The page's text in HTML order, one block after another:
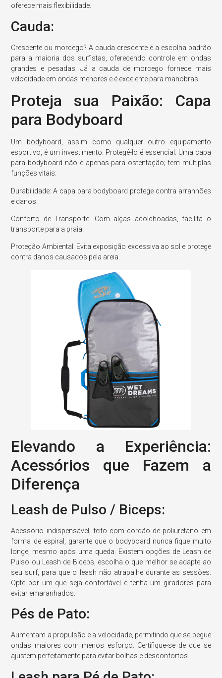
oferece mais flexibilidade.
Cauda:
Crescente ou morcego? A cauda crescente é a escolha padrão
para a maioria dos surfistas, oferecendo controle em ondas
grandes e pesadas. Já a cauda de morcego fornece mais
velocidade em ondas menores e é excelente para manobras.
Proteja sua Paixão: Capa
para Bodyboard
Um bodyboard, assim como qualquer outro equipamento
esportivo, é um investimento. Protegê-lo é essencial. Uma capa
para bodyboard não é apenas para ostentação; tem múltiplas
funções vitais:
Durabilidade: A capa para bodyboard protege contra arranhões
e danos.
Conforto de Transporte: Com alças acolchoadas, facilita o
transporte para a praia.
Proteção Ambiental: Evita exposição excessiva ao sol e protege
contra danos causados pela areia.
Elevando a Experiência:
Acessórios que Fazem a
Diferença
Leash de Pulso / Biceps:
Acessório indispensável, feito com cordão de poliuretano em
forma de espiral, garante que o bodyboard nunca fique muito
longe, mesmo após uma queda. Existem opções de Leash de
Pulso ou Leash de Biceps, escolha o que melhor se adapte ao
seu surf, para que o leash não atrapalhe durante as sessões.
Opte por um que seja confortável e tenha um giradores para
evitar emaranhados.
Pés de Pato:
Aumentam a propulsão e a velocidade, permitindo que se pegue
ondas maiores com menos esforço. Certifique-se de que se
ajustem perfeitamente para evitar bolhas e desconfortos.